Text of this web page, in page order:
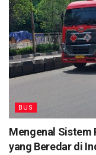
BUS
Mengenal Sistem
yang Beredar di